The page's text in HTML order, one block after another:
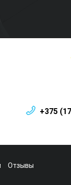
+375
Отзывы